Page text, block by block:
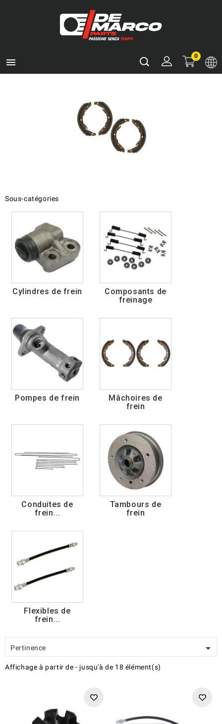

0
Sous-catégories
Cylindres de frein
Composants de
freinage
Pompes de frein
Mâchoires de
frein
Conduites de
frein...
Tambours de
frein
Flexibles de
frein...
Pertinence 
Affichage à partir de- jusqu'àde 18 élément(s)